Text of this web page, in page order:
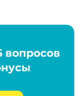
вопросов